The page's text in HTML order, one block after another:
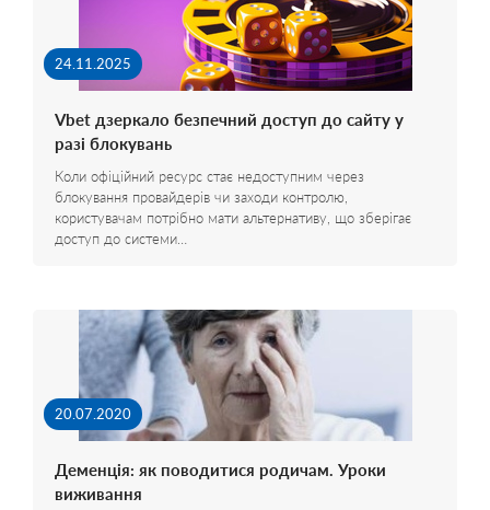
24.11.2025
Vbet дзеркало безпечний доступ до сайту у
разі блокувань
Коли офіційний ресурс стає недоступним через
блокування провайдерів чи заходи контролю,
користувачам потрібно мати альтернативу, що зберігає
доступ до системи…
20.07.2020
Деменція: як поводитися родичам. Уроки
виживання